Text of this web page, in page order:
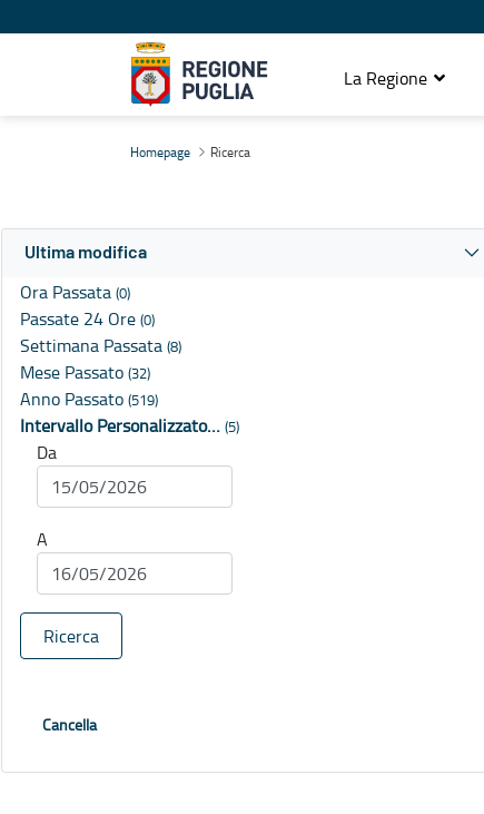
La Regione
Homepage Ricerca
Ultima modifica
Ora Passata (0)
Passate 24 Ore (0)
Settimana Passata (8)
Mese Passato (32)
Anno Passato (519)
Intervallo Personalizzato… (5)
Da
A
Ricerca
Cancella